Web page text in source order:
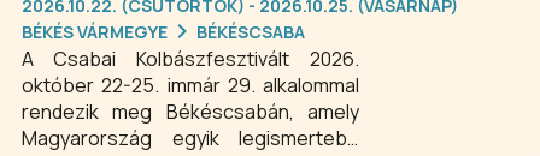
2026.10.22. (CSÜTÖRTÖK) - 2026.10.25. (VASÁRNAP)
BÉKÉS VÁRMEGYE
BÉKÉSCSABA
A Csabai Kolbászfesztivált 2026.
október 22-25. immár 29. alkalommal
rendezik meg Békéscsabán, amely
Magyarország egyik legismertebb